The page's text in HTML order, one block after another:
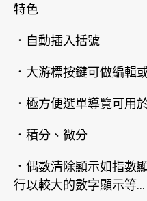
特色
．自動插入括號
．大游標按鍵可做編輯
．極方便選單導覽可用
．積分、微分
．偶數清除顯示如指數
行以較大的數字顯示等...